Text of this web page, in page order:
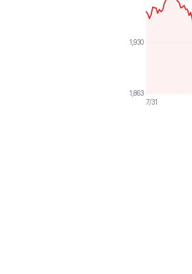
1,930
1,863
7/31